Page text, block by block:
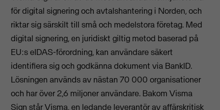
för digital signering och avtalshantering i Norden, och
riktar sig särskilt till små och medelstora företag. Med
digital signering, en juridiskt giltig metod baserad på
EU:s eIDAS-förordning, kan användare säkert
identifiera sig och godkänna dokument via BankID.
Lösningen används av nästan 70 000 organisationer
och har över 2,6 miljoner användare. Bakom Visma
Sign står Visma, en ledande leverantör av affärskritisk